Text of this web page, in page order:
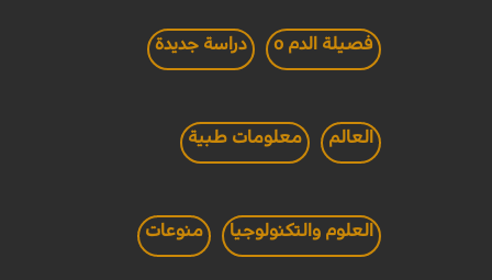
فصيلة الدم o دراسة جديدة
العالم معلومات طبية
العلوم والتكنولوجيا منوعات